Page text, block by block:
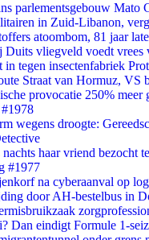
parlementsgebouw Mato
in Zuid-Libanon,
atoombom, 81 jaar
Duits vliegveld voedt vrees
tegen insectenfabriek
Straat van Hormuz, VS
provocatie 250% meer
wegens droogte:
haar vriend bezocht
#1977
na cyberaanval op
door AH-bestelbus in
Dan eindigt Formule 1-